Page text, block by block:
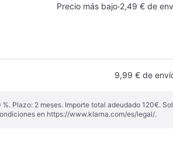
Precio más bajo·2,49 € de
9,99 € de
Plazo: 2 meses. Importe total adeudado 120€.
en https://www.klarna.com/es/legal/.